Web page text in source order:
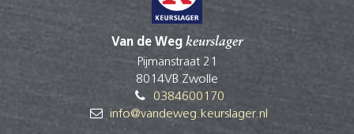
Van de Weg keurslager
Pijmanstraat 21
8014VB Zwolle
0384600170
info@vandeweg.keurslager.nl